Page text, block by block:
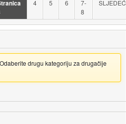
4 5 6
7-
8
drugu kategoriju za drugačije